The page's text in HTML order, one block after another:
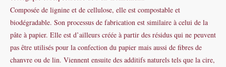
Composée de lignine et de cellulose, elle est compostable et
biodégradable. Son processus de fabrication est similaire à celui de la
pâte à papier. Elle est d’ailleurs créée à partir des résidus qui ne peuvent
pas être utilisés pour la confection du papier mais aussi de fibres de
chanvre ou de lin. Viennent ensuite des additifs naturels tels que la cire,